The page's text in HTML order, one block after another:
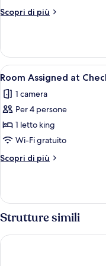
View
Scopri di più
Altri
Style
Queens
City
Apri
tutte
le
foto
per
Room
Assigned
at
In
7
Room Assigned at
1 camera
Per 4 persone
1 letto king
Wi-Fi gratuito
Scopri di più
Altri
Assigned
Check
Strutture simili
Excalibur Hotel & Casino